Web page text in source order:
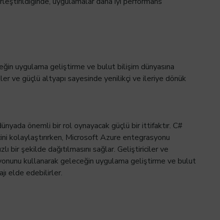
uygulama geliştirme ve bulut bilişim dünyasına
ve güçlü altyapı sayesinde yenilikçi ve ileriye dönük
önemli bir rol oynayacak güçlü bir ittifaktır. C#
kolaylaştırırken, Microsoft Azure entegrasyonu
bir şekilde dağıtılmasını sağlar. Geliştiriciler ve
kullanarak geleceğin uygulama geliştirme ve bulut
elde edebilirler.